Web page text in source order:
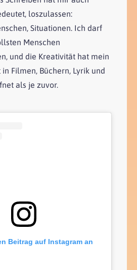
loszulassen:
Situationen. Ich darf
Menschen
und die Kreativität hat mein
Filmen, Büchern, Lyrik und
als je zuvor.
Beitrag auf Instagram an